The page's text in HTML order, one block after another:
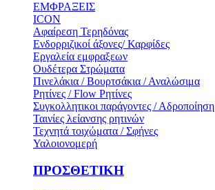
ΕΜΦΡΑΞΕΙΣ
ICON
Αφαίρεση Τερηδόνας
Ενδορριζικοί άξονες/ Καρφίδες
Εργαλεία εμφραξεων
Ουδέτερα Στρώματα
Πινελάκια / Βουρτσάκια / Αναλώσιμα
Ρητίνες / Flow Ρητίνες
Συγκολλητικοι παράγοντες / Αδροποίηση
Ταινίες λείανσης ρητινών
Τεχνητά τοιχώματα / Σφήνες
Υαλοιονομερή
ΠΡΟΣΘΕΤΙΚΗ